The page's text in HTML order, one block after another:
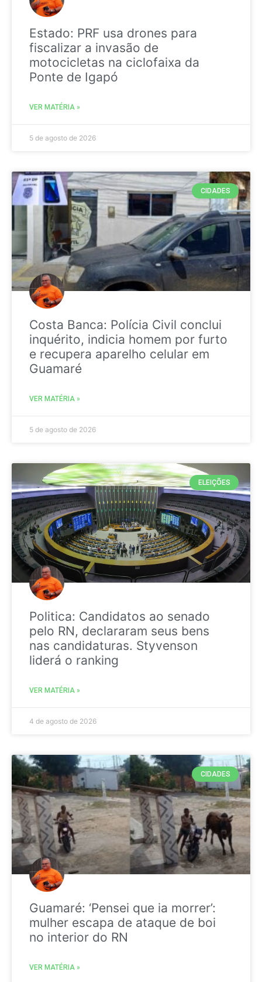
Estado: PRF usa drones para
fiscalizar a invasão de
motocicletas na ciclofaixa da
Ponte de Igapó
VER MATÉRIA »
5 de agosto de 2026
CIDADES
Costa Banca: Polícia Civil conclui
inquérito, indicia homem por furto
e recupera aparelho celular em
Guamaré
VER MATÉRIA »
5 de agosto de 2026
ELEIÇÕES
Politica: Candidatos ao senado
pelo RN, declararam seus bens
nas candidaturas. Styvenson
liderá o ranking
VER MATÉRIA »
4 de agosto de 2026
CIDADES
Guamaré: ‘Pensei que ia morrer’:
mulher escapa de ataque de boi
no interior do RN
VER MATÉRIA »